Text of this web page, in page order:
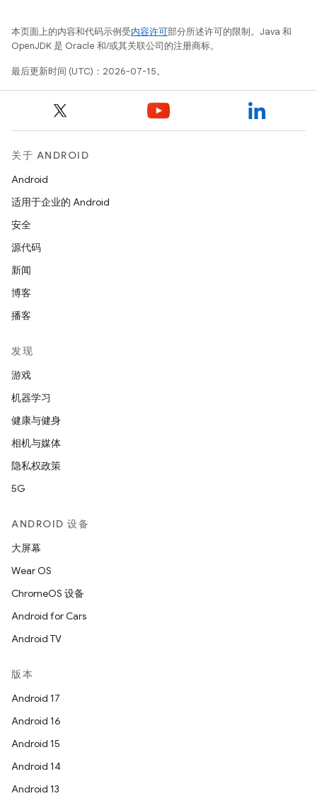
本页面上的内容和代码示例受内容许可部分所述许可的限制。Java 和
OpenJDK 是 Oracle 和/或其关联公司的注册商标。
最后更新时间 (UTC)：2026-07-15。
关于 ANDROID
Android
适用于企业的 Android
安全
源代码
新闻
博客
播客
发现
游戏
机器学习
健康与健身
相机与媒体
隐私权政策
5G
ANDROID 设备
大屏幕
Wear OS
ChromeOS 设备
Android for Cars
Android TV
版本
Android 17
Android 16
Android 15
Android 14
Android 13